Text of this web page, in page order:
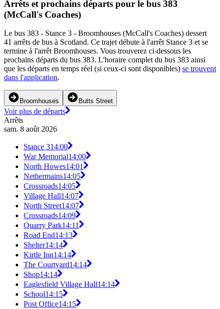
Arrêts et prochains départs pour le bus 383
(McCall's Coaches)
Le bus 383 - Stance 3 - Broomhouses (McCall's Coaches) dessert
41 arrêts de bus à Scotland. Ce trajet débute à l'arrêt Stance 3 et se
termine à l'arrêt Broomhouses. Vous trouverez ci-dessous les
prochains départs du bus 383. L'horaire complet du bus 383 ainsi
que les départs en temps réel (si ceux-ci sont disponibles) se trouvent
dans l'application.
Broomhouses Butts Street
Voir plus de départs
Arrêts
sam. 8 août 2026
Stance 314:00
War Memorial14:00
North Howes14:01
Nethermains14:05
Crossroads14:05
Village Hall14:07
North Street14:07
Crossroads14:09
Quarry Park14:11
Road End14:13
Shelter14:14
Kirtle Inn14:14
The Courtyard14:14
Shop14:14
Eaglesfield Village Hall14:14
School14:15
Post Office14:15